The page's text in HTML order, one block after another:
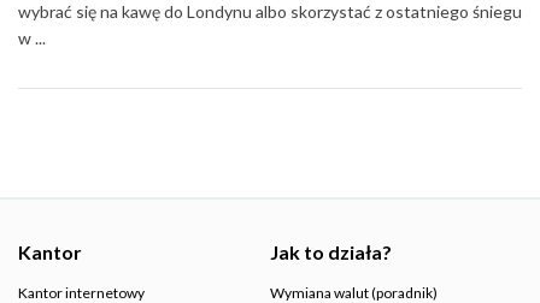
wybrać się na kawę do Londynu albo skorzystać z ostatniego śniegu
w ...
Kantor
Kantor internetowy
Jak to działa?
Wymiana walut (poradnik)